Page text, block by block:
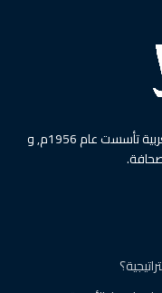
هي أول جريدة مسائية في جمهورية مصر العربية تأسست عام 1956م, و